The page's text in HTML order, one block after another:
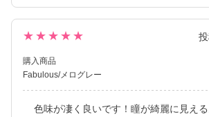
★★★★★
購入商品
Fabulous/メログレー
色味が凄く良いです！瞳が綺麗に見え